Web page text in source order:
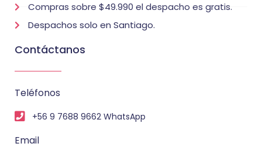
Compras sobre $49.990 el despacho es gratis.
Despachos solo en Santiago.
Contáctanos
Teléfonos
+56 9 7688 9662 WhatsApp
Email